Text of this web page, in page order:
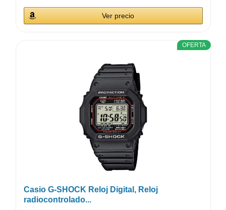
Ver precio
OFERTA
Casio G-SHOCK Reloj Digital, Reloj
radiocontrolado...